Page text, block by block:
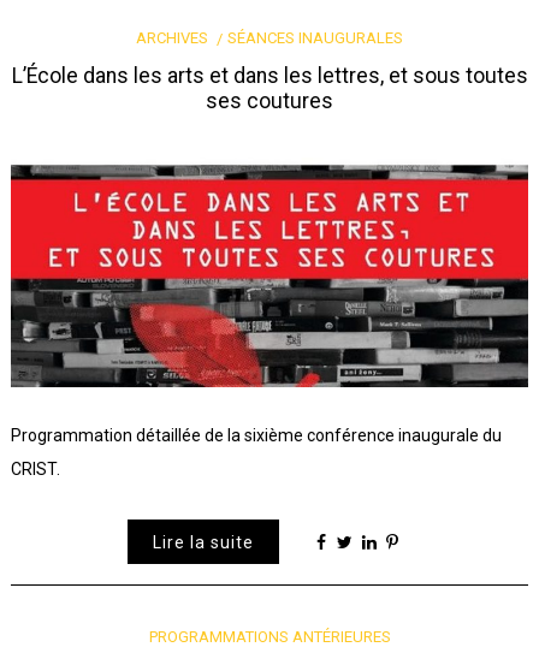
ARCHIVES SÉANCES INAUGURALES
L’École dans les arts et dans les lettres, et sous toutes
ses coutures
Programmation détaillée de la sixième conférence inaugurale du
CRIST.
Lire la suite
PROGRAMMATIONS ANTÉRIEURES